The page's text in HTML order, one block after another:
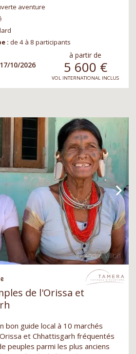
aventure
: de 4 à 8 participants
10/2026
à partir de
5 600 €
VOL INTERNATIONAL INCLUS
de l'Orissa et
bon guide local à 10 marchés
et Chhattisgarh fréquentés
peuples parmi les plus anciens